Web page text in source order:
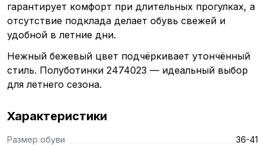
гарантирует комфорт при длительных прогулках, а
отсутствие подклада делает обувь свежей и
удобной в летние дни.
Нежный бежевый цвет подчёркивает утончённый
стиль. Полуботинки 2474023 — идеальный выбор
для летнего сезона.
Характеристики
Размер обуви
36-41